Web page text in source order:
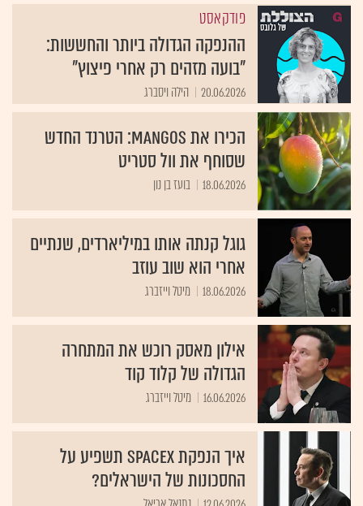
פודקאסט
ההנפקה הגדולה ביותר והחששות:
"בועה מזהים רק אחרי פיצוץ"
20.06.2026 הילה ויסברג
הכירו את MANGOS: הטרנד החדש
שסוחף את וול סטריט
18.06.2026 בועז בן נון
גוגל קנתה אותו במיליארדים, שנתיים
אחרי הוא שוב עוזב
18.06.2026 מיטל וייזברג
אילון מאסק רוכש את המתחרה
הגדולה של קלוד קוד
16.06.2026 מיטל וייזברג
איך הנפקת SpaceX תשפיע על
החסכונות של הישראלים?
12.06.2026 נתנאל אריאל